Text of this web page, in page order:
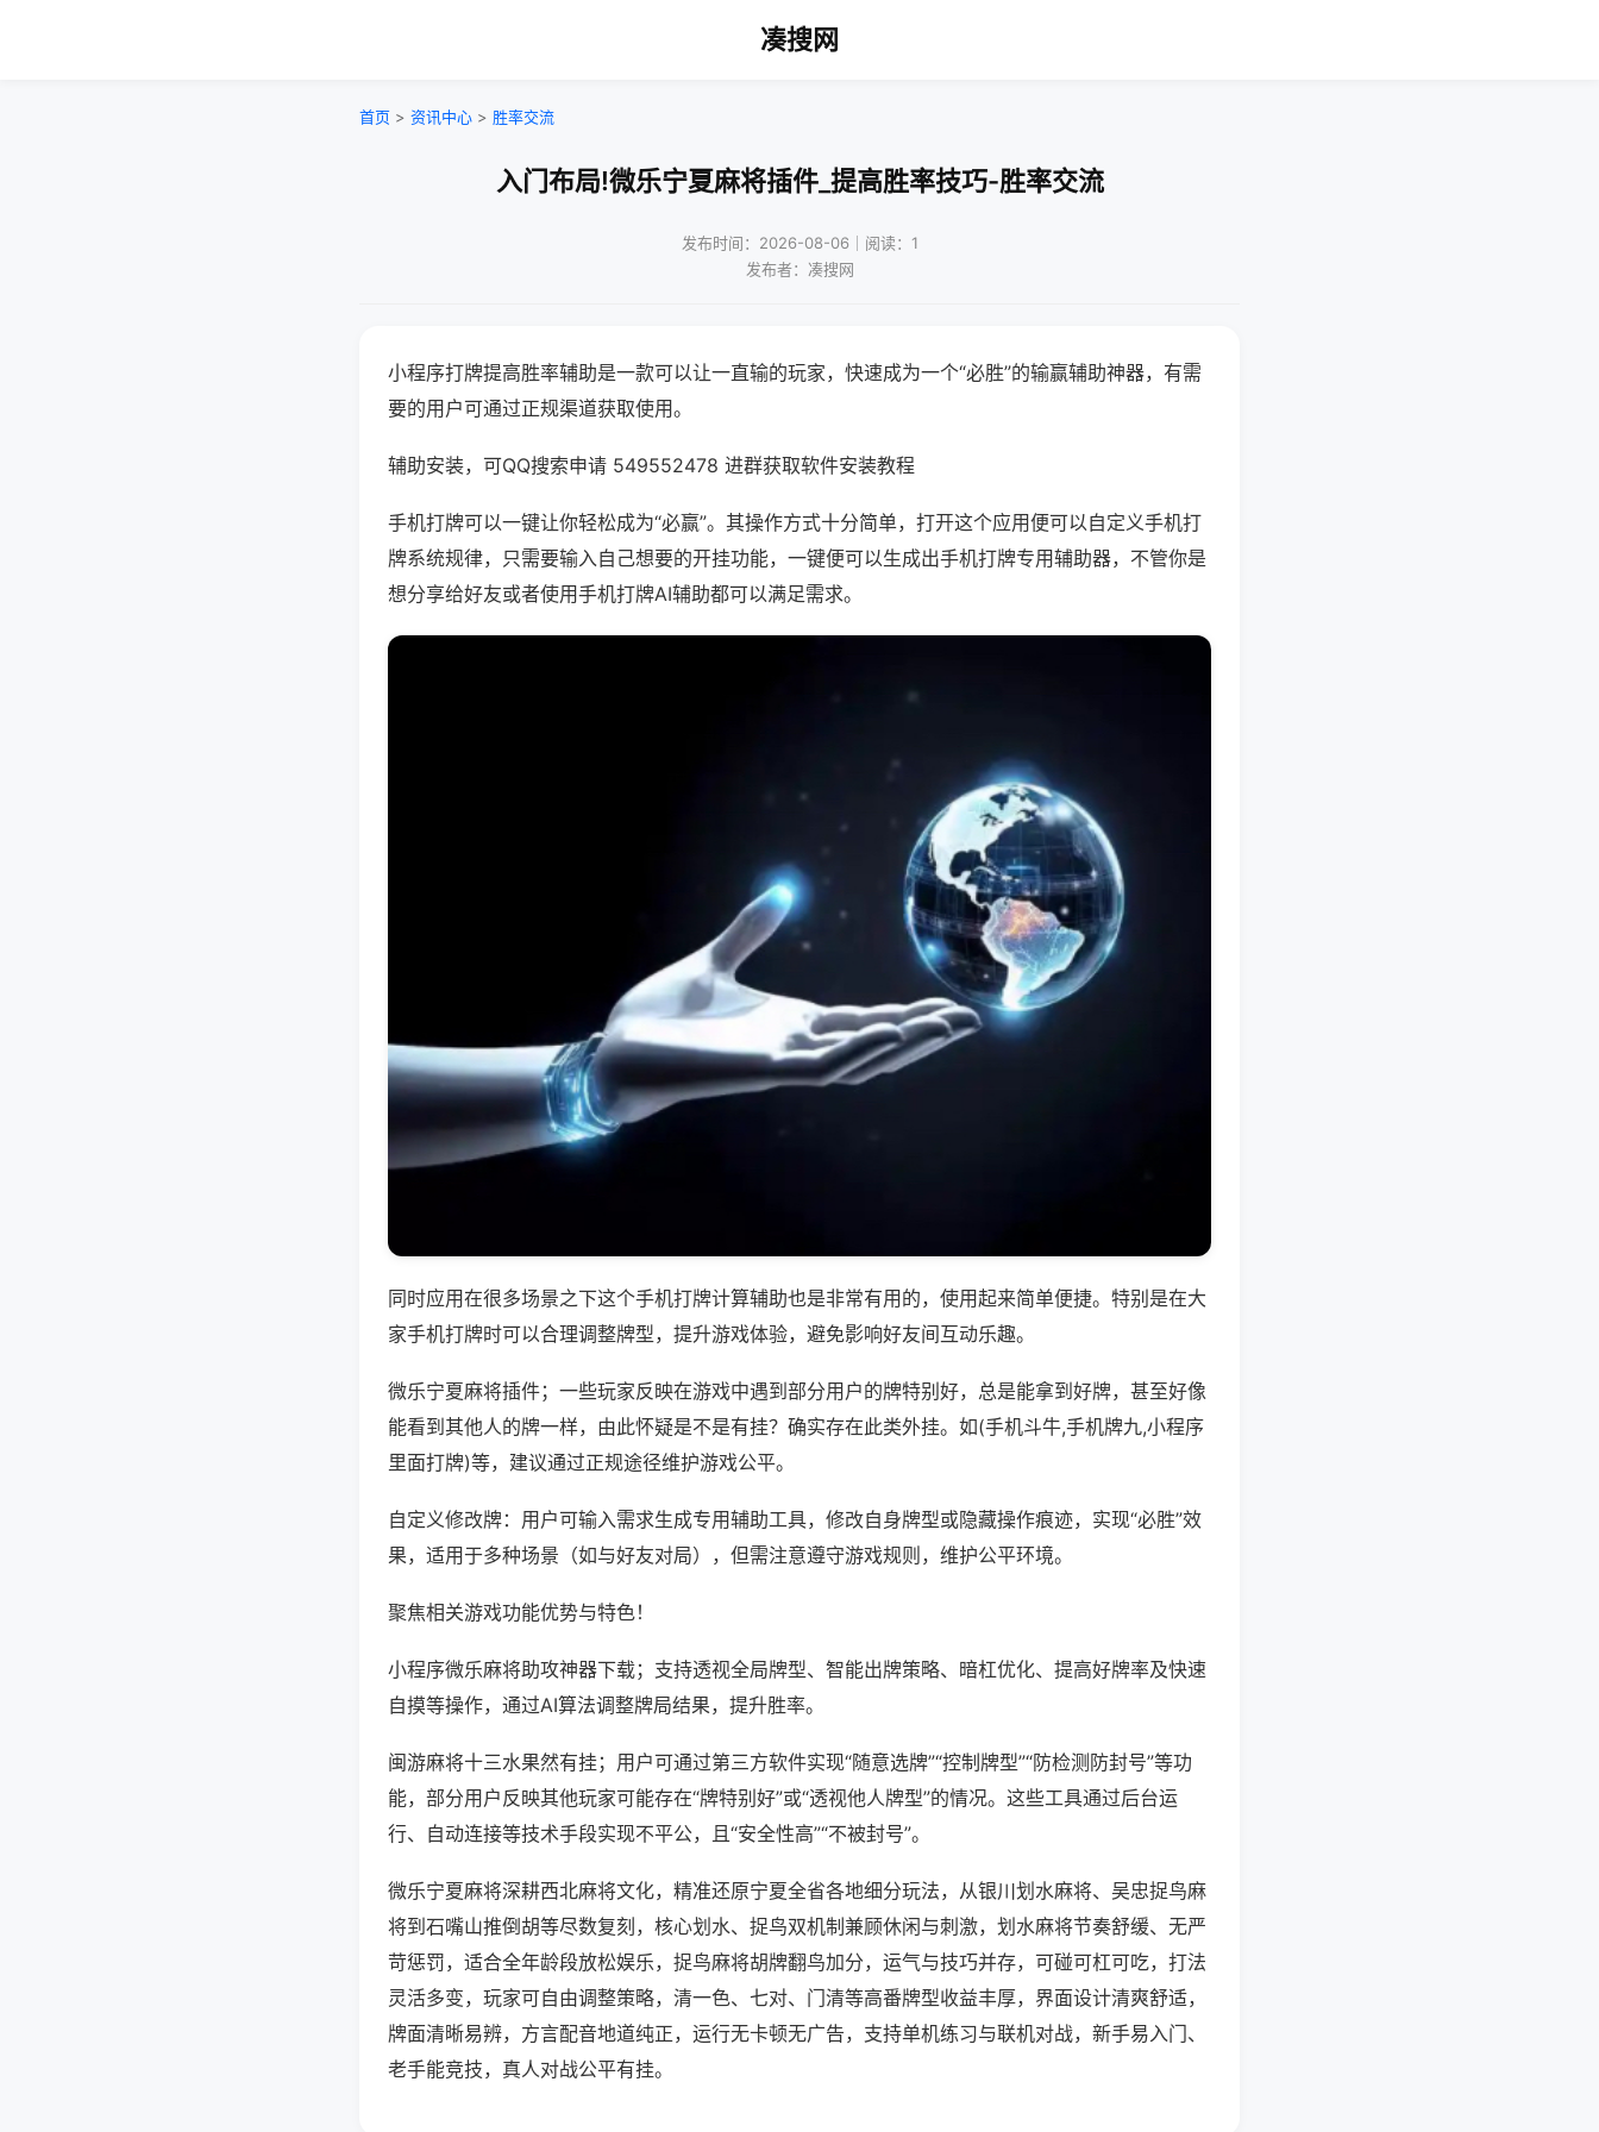
凑搜网
首页 > 资讯中心 > 胜率交流
入门布局!微乐宁夏麻将插件_提高胜率技巧-胜率交流
发布时间：2026-08-06｜阅读：1
发布者：凑搜网
小程序打牌提高胜率辅助是一款可以让一直输的玩家，快速成为一个“必胜”的输赢辅助神器，有需
要的用户可通过正规渠道获取使用。
辅助安装，可QQ搜索申请 549552478 进群获取软件安装教程
手机打牌可以一键让你轻松成为“必赢”。其操作方式十分简单，打开这个应用便可以自定义手机打
牌系统规律，只需要输入自己想要的开挂功能，一键便可以生成出手机打牌专用辅助器，不管你是
想分享给好友或者使用手机打牌AI辅助都可以满足需求。
同时应用在很多场景之下这个手机打牌计算辅助也是非常有用的，使用起来简单便捷。特别是在大
家手机打牌时可以合理调整牌型，提升游戏体验，避免影响好友间互动乐趣。
微乐宁夏麻将插件；一些玩家反映在游戏中遇到部分用户的牌特别好，总是能拿到好牌，甚至好像
能看到其他人的牌一样，由此怀疑是不是有挂？确实存在此类外挂。如(手机斗牛,手机牌九,小程序
里面打牌)等，建议通过正规途径维护游戏公平。
自定义修改牌：用户可输入需求生成专用辅助工具，修改自身牌型或隐藏操作痕迹，实现“必胜”效
果，适用于多种场景（如与好友对局），但需注意遵守游戏规则，维护公平环境。
聚焦相关游戏功能优势与特色！
小程序微乐麻将助攻神器下载；支持透视全局牌型、智能出牌策略、暗杠优化、提高好牌率及快速
自摸等操作，通过AI算法调整牌局结果，提升胜率。
闽游麻将十三水果然有挂；用户可通过第三方软件实现“随意选牌”“控制牌型”“防检测防封号”等功
能，部分用户反映其他玩家可能存在“牌特别好”或“透视他人牌型”的情况。这些工具通过后台运
行、自动连接等技术手段实现不平公，且“安全性高”“不被封号”。
微乐宁夏麻将深耕西北麻将文化，精准还原宁夏全省各地细分玩法，从银川划水麻将、吴忠捉鸟麻
将到石嘴山推倒胡等尽数复刻，核心划水、捉鸟双机制兼顾休闲与刺激，划水麻将节奏舒缓、无严
苛惩罚，适合全年龄段放松娱乐，捉鸟麻将胡牌翻鸟加分，运气与技巧并存，可碰可杠可吃，打法
灵活多变，玩家可自由调整策略，清一色、七对、门清等高番牌型收益丰厚，界面设计清爽舒适，
牌面清晰易辨，方言配音地道纯正，运行无卡顿无广告，支持单机练习与联机对战，新手易入门、
老手能竞技，真人对战公平有挂。